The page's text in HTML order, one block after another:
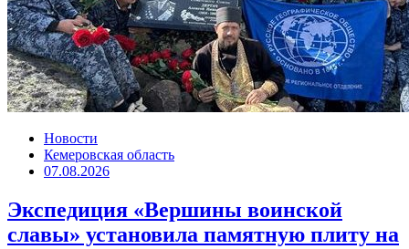
Новости
Кемеровская область
07.08.2026
Экспедиция «Вершины воинской
славы» установила памятную плиту на